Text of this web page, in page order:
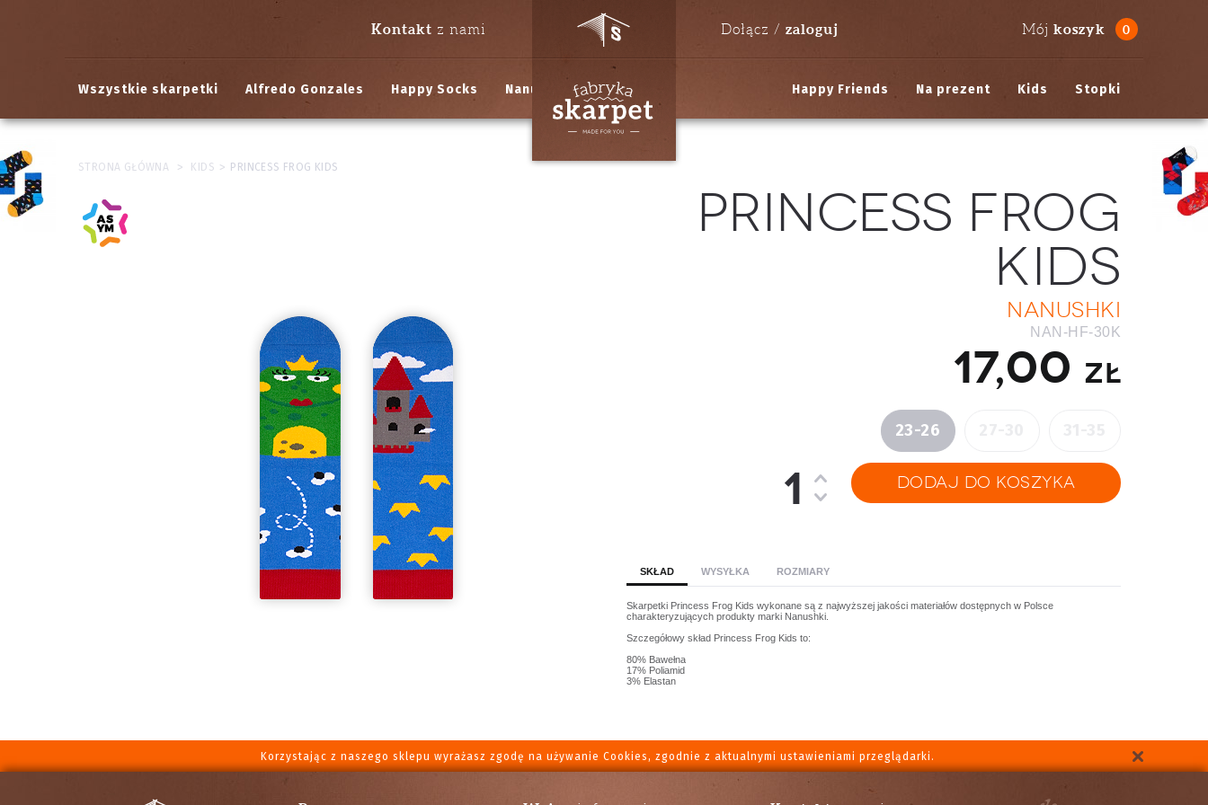
Mój koszyk 0
Kontakt z nami Dołącz / zaloguj
Wszystkie skarpetki Alfredo Gonzales Happy Socks Nanushki Happy Friends Na prezent Kids Stopki
STRONA GŁÓWNA > KIDS > PRINCESS FROG KIDS
Princess Frog
Kids
Nanushki
NAN-HF-30K
17,00 zł
23-26
SKŁAD WYSYŁKA ROZMIARY
Skarpetki Princess Frog Kids wykonane są z najwyższej jakości materiałów dostępnych w Polsce
charakteryzujących produkty marki Nanushki.
Szczegółowy skład Princess Frog Kids to:
80% Bawełna
17% Poliamid
3% Elastan
Korzystając z naszego sklepu wyrażasz zgodę na używanie Cookies, zgodnie z aktualnymi ustawieniami przeglądarki.